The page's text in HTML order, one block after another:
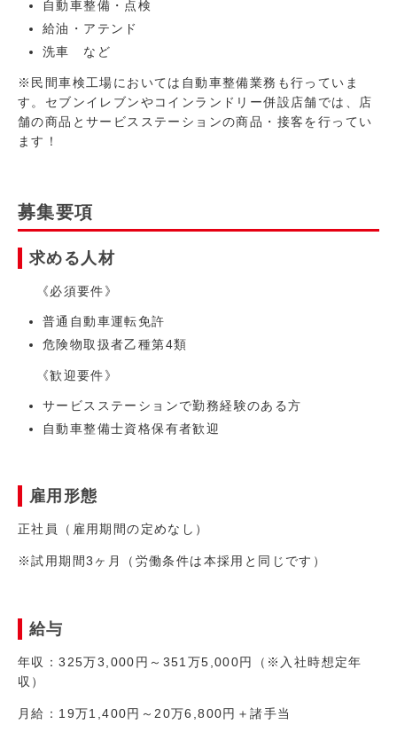
自動車整備・点検
給油・アテンド
洗車 など
※民間車検工場においては自動車整備業務も行っていま
す。セブンイレブンやコインランドリー併設店舗では、店
舗の商品とサービスステーションの商品・接客を行ってい
ます！
募集要項
求める人材
《必須要件》
普通自動車運転免許
危険物取扱者乙種第4類
《歓迎要件》
サービスステーションで勤務経験のある方
自動車整備士資格保有者歓迎
雇用形態
正社員（雇用期間の定めなし）
※試用期間3ヶ月（労働条件は本採用と同じです）
給与
年収：325万3,000円～351万5,000円（※入社時想定年
収）
月給：19万1,400円～20万6,800円＋諸手当